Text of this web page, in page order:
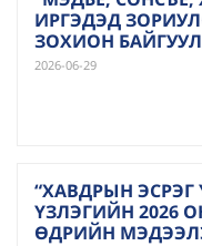
ИРГЭДЭД
ЗОХИОН
2026-06-29
“ХАВДРЫН ЭСРЭГ
ҮЗЛЭГИЙН 2026
ӨДРИЙН